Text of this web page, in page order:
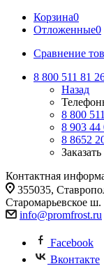
Корзина0
Отложенные0
Сравнение
8 800 511 81
Назад
8 800
8 903 44
8 8652
Контактная
355035,
Старомарьевское ш.
info@promfrost.ru
Facebook
Вконтакте